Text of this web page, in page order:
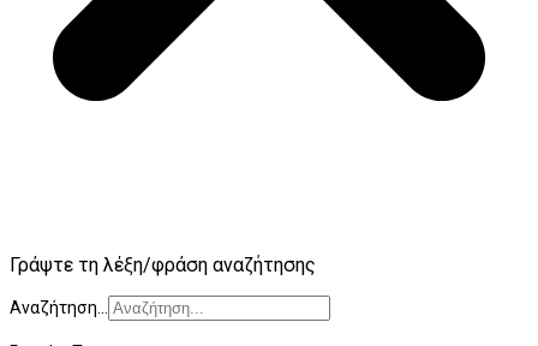
Γράψτε τη λέξη/φράση αναζήτησης
Αναζήτηση...